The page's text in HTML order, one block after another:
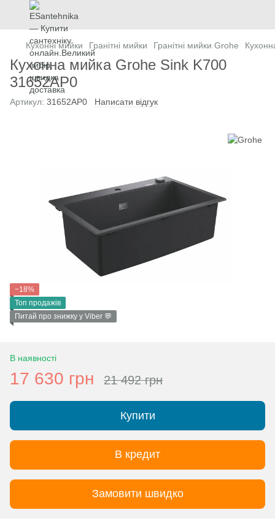
Кухонні мийки Гранітні мийки Гранітні мийки Grohe
Кухонна мийка Grohe Sink K700
31652AP0
Артикул: 31652AP0 Написати відгук
−18%
Топ продажів
Питай про знижку у Viber 💬
В наявності
17 630 грн 21 492 грн
Купити
В кредит
Замовити швидко